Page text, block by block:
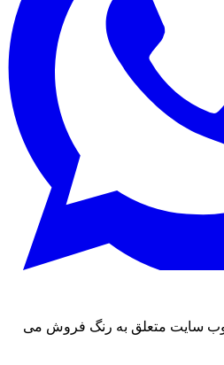
سایت متعلق به رنگ فروش می